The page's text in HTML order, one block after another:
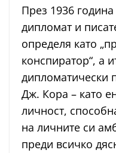
През 1936
дипломат и
определя като
конспиратор“, а
дипломатически
Дж. Кора – като
личност,
на личните си
преди всичко